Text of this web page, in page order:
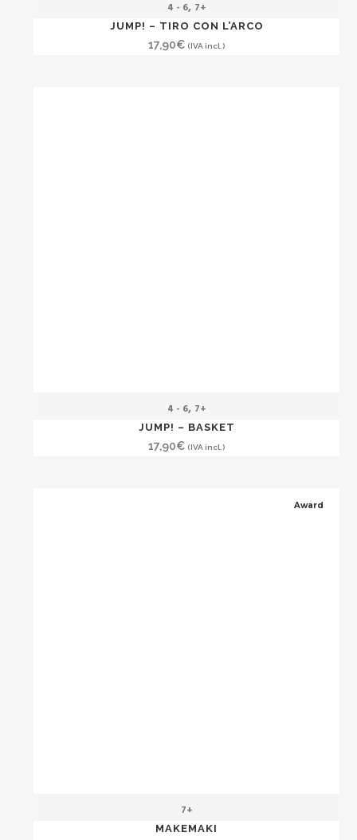
4 - 6, 7+
JUMP! – TIRO CON L’ARCO
17,90€ (IVA incl.)
4 - 6, 7+
JUMP! – BASKET
17,90€ (IVA incl.)
Award
7+
MAKEMAKI